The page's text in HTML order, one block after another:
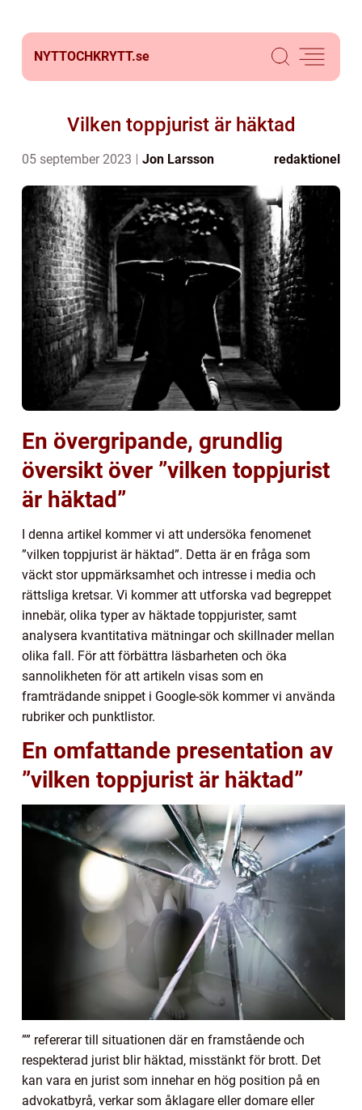
NYTTOCHKRYTT.se
Vilken toppjurist är häktad
05 september 2023 Jon Larsson redaktionel
En övergripande, grundlig
översikt över ”vilken toppjurist
är häktad”
I denna artikel kommer vi att undersöka fenomenet
”vilken toppjurist är häktad”. Detta är en fråga som
väckt stor uppmärksamhet och intresse i media och
rättsliga kretsar. Vi kommer att utforska vad begreppet
innebär, olika typer av häktade toppjurister, samt
analysera kvantitativa mätningar och skillnader mellan
olika fall. För att förbättra läsbarheten och öka
sannolikheten för att artikeln visas som en
framträdande snippet i Google-sök kommer vi använda
rubriker och punktlistor.
En omfattande presentation av
”vilken toppjurist är häktad”
”” refererar till situationen där en framstående och
respekterad jurist blir häktad, misstänkt för brott. Det
kan vara en jurist som innehar en hög position på en
advokatbyrå, verkar som åklagare eller domare eller